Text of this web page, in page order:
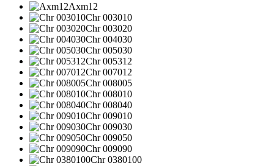
Axm12
Chr 003010
Chr 003020
Chr 004030
Chr 005030
Chr 005312
Chr 007012
Chr 008005
Chr 008010
Chr 008040
Chr 009010
Chr 009030
Chr 009050
Chr 009090
Chr 0380100